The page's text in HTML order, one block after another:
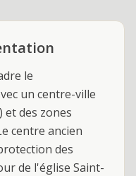
le
un centre-ville
et des zones
centre ancien
des
de l'église Saint-